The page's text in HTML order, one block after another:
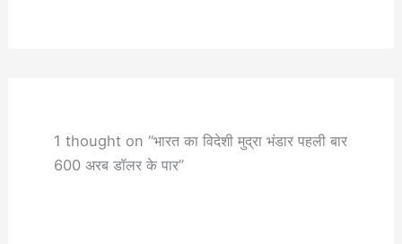
1 thought on “भारत का विदेशी मुद्रा भंडार पहली बार
600 अरब डॉलर के पार”